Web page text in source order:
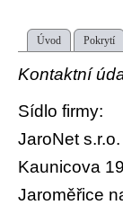
Úvod Pokrytí
Kontaktní
Sídlo firmy:
JaroNet s.r.o.
Kaunicova
Jaroměřice